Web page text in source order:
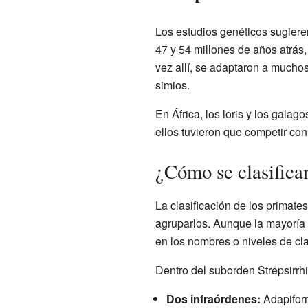
Los estudios genéticos
47 y 54 millones de años
vez allí, se adaptaron a
simios.
En África, los loris y los
ellos tuvieron que competir
¿Cómo se
La clasificación de los
agruparlos. Aunque la
en los nombres o niveles de
Dentro del suborden
Dos infraórdenes: